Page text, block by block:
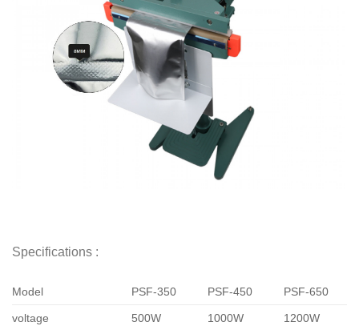
Specifications :
Model PSF-350 PSF-450 PSF-650
voltage 500W 1000W 1200W